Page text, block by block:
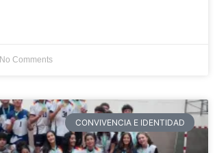
No Comments
CONVIVENCIA E IDENTIDAD